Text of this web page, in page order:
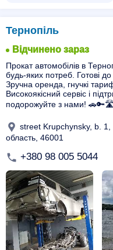
Тернопіль
Відчинено зараз
Прокат автомобілів в
будь-яких потреб. Готові до
Зручна оренда, гнучкі
Високоякісний сервіс і
подорожуйте з нами!
street Krupchynsky, b. 1,
область, 46001
+380 98 005 5044